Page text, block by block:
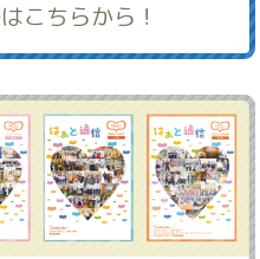
こちらから！